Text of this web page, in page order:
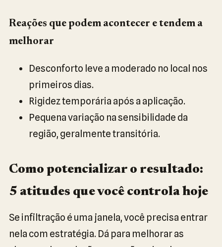
Reações que podem acontecer e tendem a
melhorar
Desconforto leve a moderado no local nos
primeiros dias.
Rigidez temporária após a aplicação.
Pequena variação na sensibilidade da
região, geralmente transitória.
Como potencializar o resultado:
5 atitudes que você controla hoje
Se infiltração é uma janela, você precisa entrar
nela com estratégia. Dá para melhorar as